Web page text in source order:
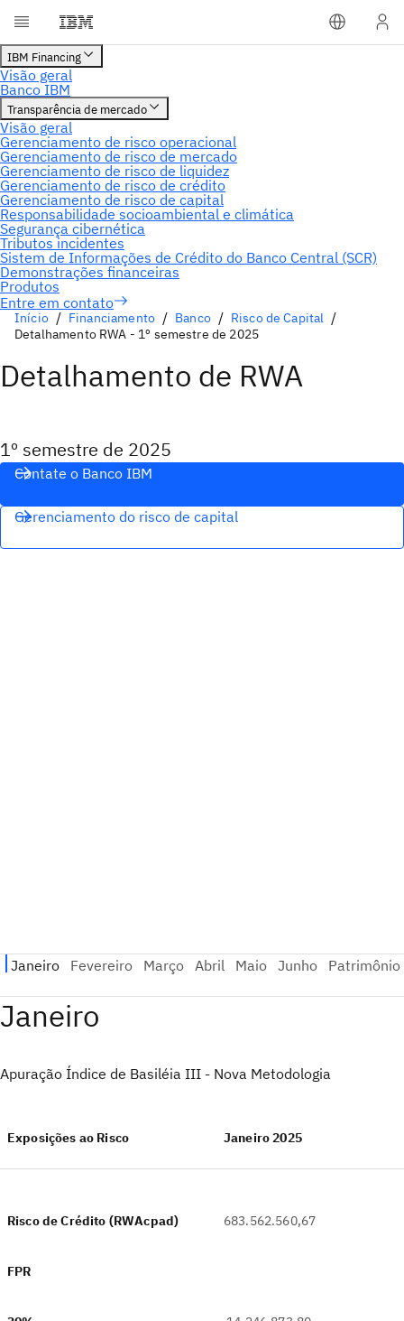
Entre em contato
Início Financiamento Banco
Risco de Capital
Detalhamento RWA - 1º semestre de 2025
Detalhamento de RWA
1º semestre de 2025
Contate o Banco IBM
Gerenciamento do risco de capital
Janeiro
Apuração Índice de Basiléia III - Nova Metodologia
Exposições ao Risco Janeiro 2025
Risco de Crédito (RWAcpad)
FPR
683.562.560,67